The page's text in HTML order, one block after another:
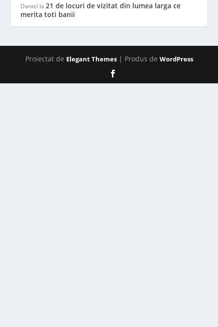
Daniel la21 de locuri de vizitat din lumea larga ce
merita toti banii
Proiectat de Elegant Themes| Produs de WordPress